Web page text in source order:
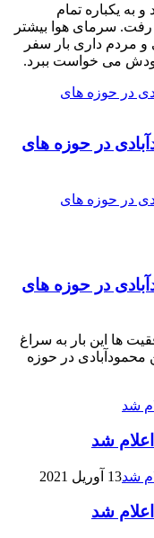
هوا سرد و به یکباره تمام
سرمای هوا بیشتر
مردم داری بار سفر
می خواست ببرد.
در حوزه های
در حوزه های
ها این بار به سراغ
در حوزه
شد
13 آوریل 2021
شد